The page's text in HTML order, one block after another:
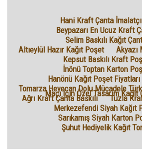
Hani Kraft Çanta
Beypazarı En Ucuz Kraft
Selim Baskılı Kağıt
Altıeylül Hazır Kağıt Poşet
Akyazı
Kepsut Baskılı Kraft
İnönü Toptan Karton
Hanönü Kağıt Poşet
Tomarza Heyecan Dolu Mücadele
Maçı İçin Özel Tasarım Kağıt
Ağrı Kraft Çanta Baskılı
Tuzla
Merkezefendi Siyah Kağıt
Sarıkamış Siyah Karton
Şuhut Hediyelik Kağıt